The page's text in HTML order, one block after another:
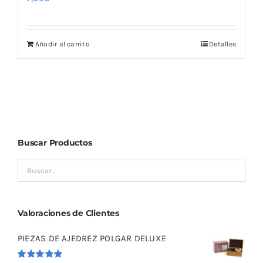
Añadir al carrito Detalles
Buscar Productos
Valoraciones de Clientes
PIEZAS DE AJEDREZ POLGAR DELUXE